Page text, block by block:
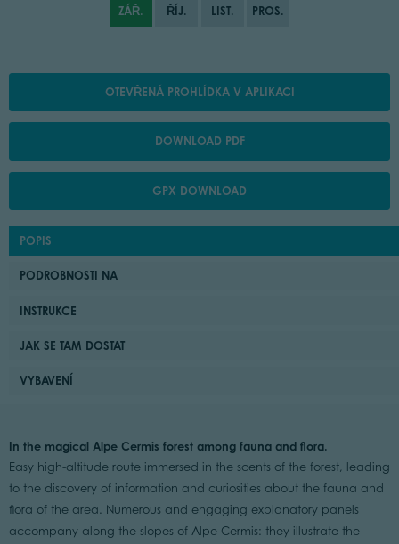
ZÁŘ. ŘÍJ. LIST. PROS.
OTEVŘENÁ PROHLÍDKA V APLIKACI
DOWNLOAD PDF
GPX DOWNLOAD
POPIS
PODROBNOSTI NA
INSTRUKCE
JAK SE TAM DOSTAT
VYBAVENÍ
In the magical Alpe Cermis forest among fauna and flora.
Easy high-altitude route immersed in the scents of the forest, leading
to the discovery of information and curiosities about the fauna and
flora of the area. Numerous and engaging explanatory panels
accompany along the slopes of Alpe Cermis: they illustrate the